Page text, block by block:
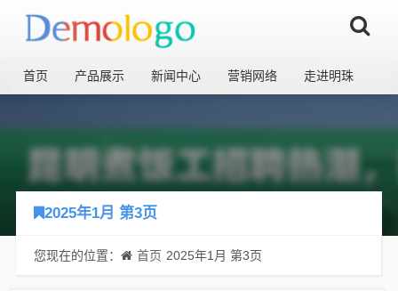
首页 产品展示 新闻中心 营销网络 走进明珠
2025年1月 第3页
您现在的位置： 首页 2025年1月 第3页